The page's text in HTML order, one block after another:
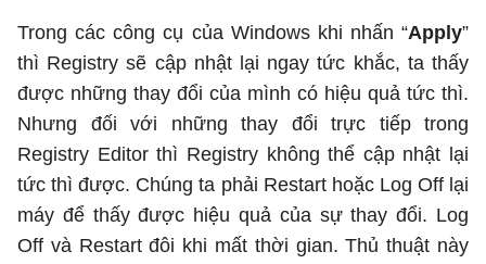
Trong các công cụ của Windows khi nhấn “Apply”
thì Registry sẽ cập nhật lại ngay tức khắc, ta thấy
được những thay đổi của mình có hiệu quả tức thì.
Nhưng đối với những thay đổi trực tiếp trong
Registry Editor thì Registry không thể cập nhật lại
tức thì được. Chúng ta phải Restart hoặc Log Off lại
máy để thấy được hiệu quả của sự thay đổi. Log
Off và Restart đôi khi mất thời gian. Thủ thuật này